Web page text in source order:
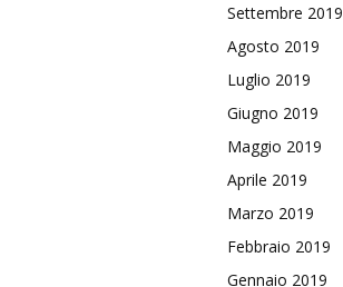
Settembre 2019
Agosto 2019
Luglio 2019
Giugno 2019
Maggio 2019
Aprile 2019
Marzo 2019
Febbraio 2019
Gennaio 2019